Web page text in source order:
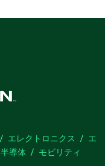
エレクトロニクス
エ
半導体 モビリティ